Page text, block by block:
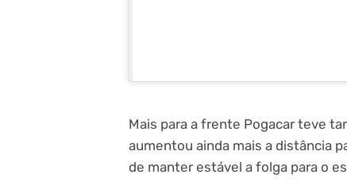
Mais para a frente Pogacar teve
aumentou ainda mais a distância
de manter estável a folga para o